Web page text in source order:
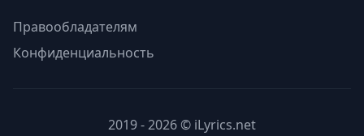
Правообладателям
Конфиденциальность
2019 - 2026 © iLyrics.net